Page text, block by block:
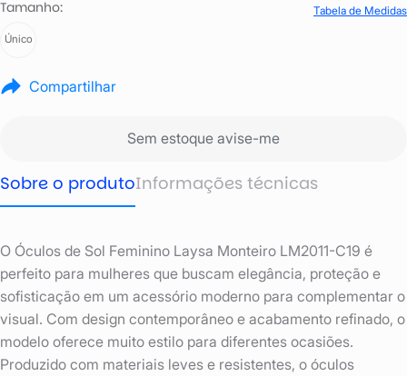
Tamanho: Tabela de Medidas
Único
Compartilhar
Sem estoque avise-me
Sobre o produtoInformações técnicas
O Óculos de Sol Feminino Laysa Monteiro LM2011-C19 é
perfeito para mulheres que buscam elegância, proteção e
sofisticação em um acessório moderno para complementar o
visual. Com design contemporâneo e acabamento refinado, o
modelo oferece muito estilo para diferentes ocasiões.
Produzido com materiais leves e resistentes, o óculos